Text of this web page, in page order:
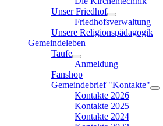
Unser Friedhof
Friedhofsverwaltung
Unsere Religionspädagogik
Gemeindeleben
Taufe
Anmeldung
Fanshop
Gemeindebrief "Kontakte"
Kontakte 2026
Kontakte 2025
Kontakte 2024